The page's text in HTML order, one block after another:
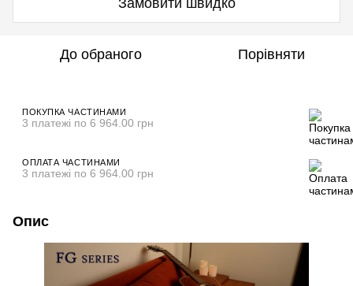
Замовити швидко
До обраного Порівняти
ПОКУПКА ЧАСТИНАМИ
3 платежі по 6 964.00 грн
ОПЛАТА ЧАСТИНАМИ
3 платежі по 6 964.00 грн
Опис